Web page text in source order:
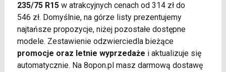
235/75 R15w atrakcyjnych cenach od 314 zł do
546 zł. Domyślnie, na górze listy prezentujemy
najtańsze propozycje, niżej pozostałe dostępne
modele. Zestawienie odzwierciedla bieżące
promocje oraz letnie wyprzedaże i aktualizuje się
automatycznie. Na 8opon.pl masz darmową dostawę